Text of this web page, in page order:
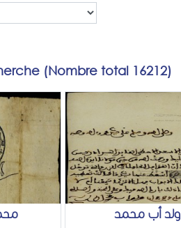
(Nombre total 16212)
ولد أب محمد